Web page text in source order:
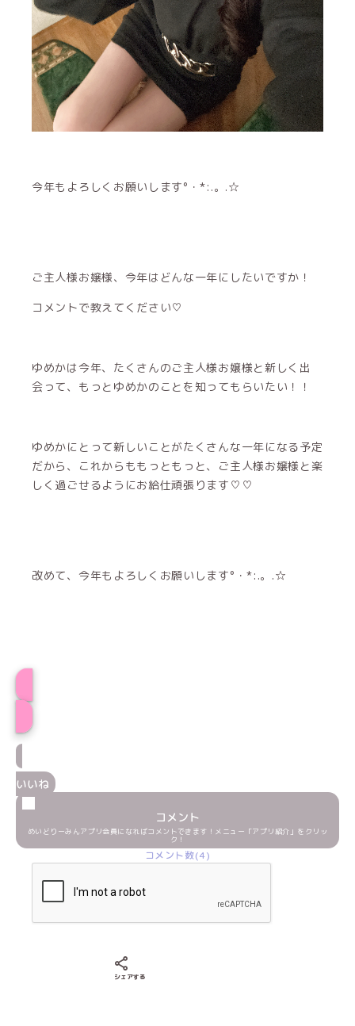
今年もよろしくお願いします°・*:.。.☆
ご主人様お嬢様、今年はどんな一年にしたいですか！
コメントで教えてください♡
ゆめかは今年、たくさんのご主人様お嬢様と新しく出
会って、もっとゆめかのことを知ってもらいたい！！
ゆめかにとって新しいことがたくさんな一年になる予定
だから、これからももっともっと、ご主人様お嬢様と楽
しく過ごせるようにお給仕頑張ります♡♡
改めて、今年もよろしくお願いします°・*:.。.☆
いいね
コメント
めいどりーみんアプリ会員になればコメントできます！メニュー「アプリ紹介」をクリッ
ク！
コメント数(4)
シェアする